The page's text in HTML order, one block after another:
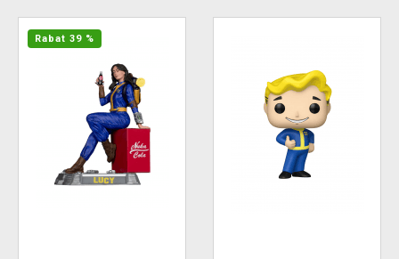
Rabat 39 %